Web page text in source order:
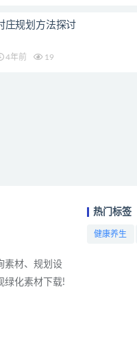
庄规划方法探讨
4年前 19
素材、规划设
绿化素材下载!
热门标签
健康养生